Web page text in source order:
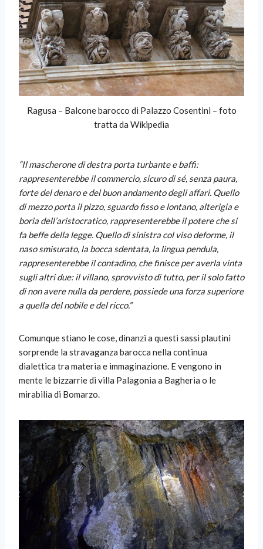
Ragusa – Balcone barocco di Palazzo Cosentini – foto
tratta da Wikipedia
“Il mascherone di destra porta turbante e baffi:
rappresenterebbe il commercio, sicuro di sé, senza paura,
forte del denaro e del buon andamento degli affari. Quello
di mezzo porta il pizzo, sguardo fisso e lontano, alterigia e
boria dell’aristocratico, rappresenterebbe il potere che si
fa beffe della legge. Quello di sinistra col viso deforme, il
naso smisurato, la bocca sdentata, la lingua pendula,
rappresenterebbe il contadino, che finisce per averla vinta
sugli altri due: il villano, sprovvisto di tutto, per il solo fatto
di non avere nulla da perdere, possiede una forza superiore
a quella del nobile e del ricco.”
Comunque stiano le cose, dinanzi a questi sassi plautini
sorprende la stravaganza barocca nella continua
dialettica tra materia e immaginazione. E vengono in
mente le bizzarrie di villa Palagonia a Bagheria o le
mirabilia di Bomarzo.